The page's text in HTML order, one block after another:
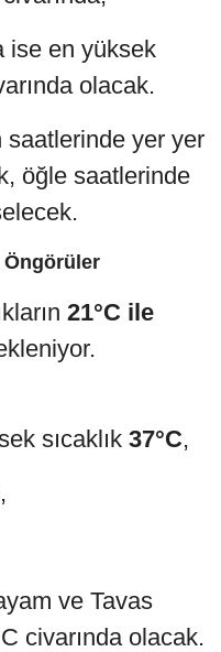
ise en yüksek
olacak.
yer yer
öğle saatlerinde
Öngörüler
21°C ile
sıcaklık 37°C,
,
ve Tavas
civarında olacak.